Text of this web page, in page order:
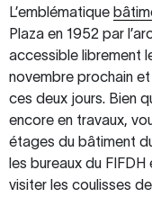
L’emblématique
Plaza en 1952 par
accessible librement
novembre prochain
ces deux jours. Bien
encore en travaux,
étages du bâtiment
les bureaux du FIFDH
visiter les coulisses